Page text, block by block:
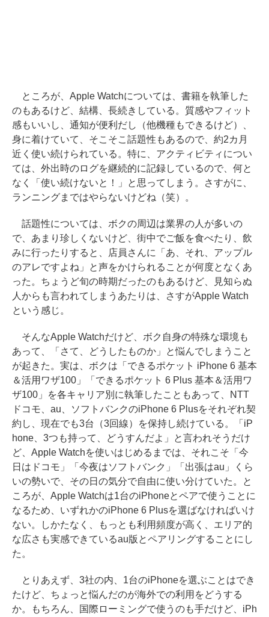
ところが、Apple Watchについては、書籍を執筆した
のもあるけど、結構、長続きしている。質感やフィット
感もいいし、通知が便利だし（他機種もできるけど）、
身に着けていて、そこそこ話題性もあるので、約2カ月
近く使い続けられている。特に、アクティビティについ
ては、外出時のログを継続的に記録しているので、何と
なく「使い続けないと！」と思ってしまう。さすがに、
ランニングまではやらないけどね（笑）。
話題性については、ボクの周辺は業界の人が多いの
で、あまり珍しくないけど、街中でご飯を食べたり、飲
みに行ったりすると、店員さんに「あ、それ、アップル
のアレですよね」と声をかけられることが何度となくあ
った。ちょうど旬の時期だったのもあるけど、見知らぬ
人からも言われてしまうあたりは、さすがApple Watch
という感じ。
そんなApple Watchだけど、ボク自身の特殊な環境も
あって、「さて、どうしたものか」と悩んでしまうこと
が起きた。実は、ボクは「できるポケット iPhone 6 基本
＆活用ワザ100」「できるポケット 6 Plus 基本＆活用ワ
ザ100」を各キャリア別に執筆したこともあって、NTT
ドコモ、au、ソフトバンクのiPhone 6 Plusをそれぞれ契
約し、現在でも3台（3回線）を保持し続けている。「iP
hone、3つも持って、どうすんだよ」と言われそうだけ
ど、Apple Watchを使いはじめるまでは、それこそ「今
日はドコモ」「今夜はソフトバンク」「出張はau」くら
いの勢いで、その日の気分で自由に使い分けていた。と
ころが、Apple Watchは1台のiPhoneとペアで使うことに
なるため、いずれかのiPhone 6 Plusを選ばなければいけ
ない。しかたなく、もっとも利用頻度が高く、エリア的
な広さも実感できているau版とペアリングすることにし
た。
とりあえず、3社の内、1台のiPhoneを選ぶことはでき
たけど、ちょっと悩んだのが海外での利用をどうする
か。もちろん、国際ローミングで使うのも手だけど、iPh